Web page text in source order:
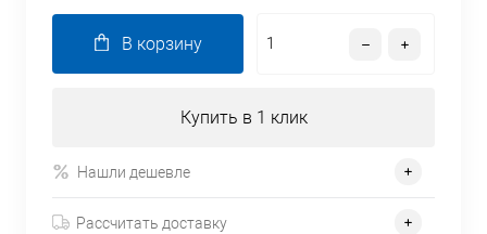
В корзину
Купить в 1 клик
Нашли дешевле
Рассчитать доставку